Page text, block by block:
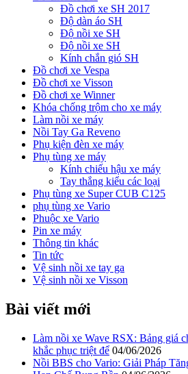
Đồ chơi xe SH 2017
Độ dàn áo SH
Độ nồi xe SH
Độ nồi xe SH
Kính chắn gió SH
Đồ chơi xe Vespa
Đồ chơi xe Visson
Đồ chơi xe Winner
Khóa chống trộm cho xe máy
Làm nồi xe máy
Nồi Tay Ga Reveno
Phụ kiện đèn xe máy
Phụ tùng xe máy
Kính chiếu hậu xe máy
Tay thắng kiểu các loại
Phụ tùng xe Super CUB C125
phụ tùng xe Vario
Phuộc xe Vario
Pin xe máy
Thông tin khác
Tin tức
Vệ sinh nồi xe tay ga
Vệ sinh nồi xe Visson
Bài viết mới
Làm nồi xe Wave RSX: Bảng giá
khắc phục triệt để 04/06/2026
Nồi BBS cho Vario: Giải Pháp